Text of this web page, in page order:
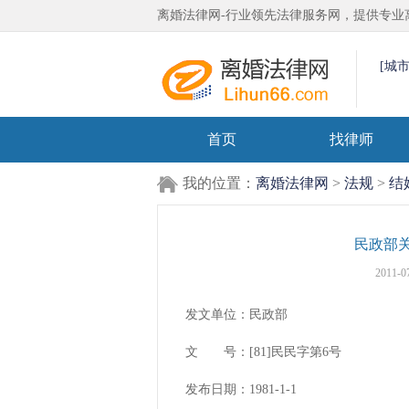
离婚法律网-行业领先法律服务网，提供专业
[城
首页 找律师
我的位置： 离婚法律网 > 法规 > 结
民政部
2011-
发文单位：民政部
文 号：[81]民民字第6号
发布日期：1981-1-1